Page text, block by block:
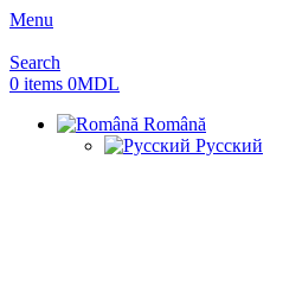
Menu
Search
0 items 0MDL
Română
Русский